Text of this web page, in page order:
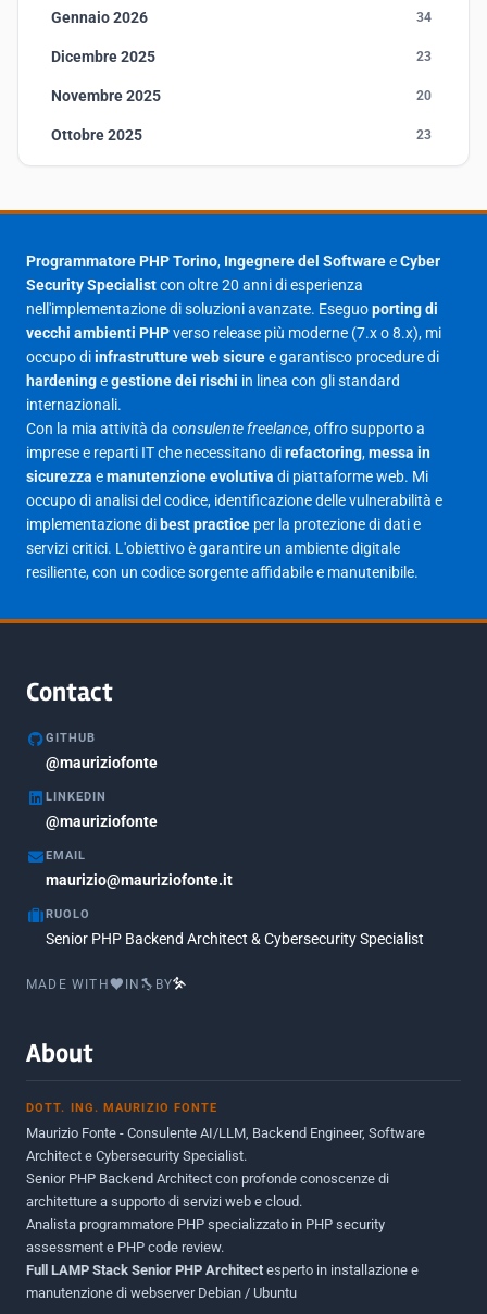
Gennaio 2026 34
Dicembre 2025 23
Novembre 2025 20
Ottobre 2025 23
Agosto 2025 1
23
Giugno 2025
Maggio 2025 27
Aprile 2025
Marzo 2025
Febbraio 2025 17
Gennaio 2025
Giugno 2023
Maggio 2023
Agosto 2020
Marzo 2018
Febbraio 2018
Marzo 2017
Luglio 2016
Febbraio 2016
Giugno 2012
Maggio 2011
Dicembre 2010
Ottobre 2010
Maggio 2010
Programmatore PHP Torino, Ingegnere del SoftwareeCyber
Security Specialistcon oltre 20 anni di esperienza
nell'implementazione di soluzioni avanzate. Eseguoporting di
vecchi ambienti PHPverso release più moderne (7.x o 8.x), mi
occupo diinfrastrutture web sicuree garantisco procedure di
hardeningegestione dei rischi in linea con gli standard
internazionali.
Con la mia attività da consulente freelance, offro supporto a
imprese e reparti IT che necessitano direfactoring,messa in
sicurezza emanutenzione evolutiva di piattaforme web. Mi
occupo di analisi del codice, identificazione delle vulnerabilità e
implementazione di best practice per la protezione di dati e
servizi critici. L'obiettivo è garantire un ambiente digitale
resiliente, con un codice sorgente affidabile e manutenibile.
Contact
GITHUB
@mauriziofonte
LINKEDIN
@mauriziofonte
EMAIL
maurizio@mauriziofonte.it
RUOLO
Senior PHP Backend Architect & Cybersecurity Specialist
MADE WITH IN BY
About
DOTT. ING. MAURIZIO FONTE
Maurizio Fonte - Consulente AI/LLM, Backend Engineer, Software
Architect e Cybersecurity Specialist.
Senior PHP Backend Architect con profonde conoscenze di
architetture a supporto di servizi web e cloud.
Analista programmatore PHP specializzato in PHP security
assessment e PHP code review.
Full LAMP Stack Senior PHP Architect esperto in installazione e
manutenzione di webserver Debian / Ubuntu